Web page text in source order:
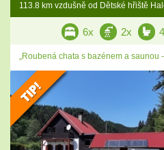
113.8 km vzdušně od Dětské hřiště
6x 2x
„Roubená chata s bazénem a saunou